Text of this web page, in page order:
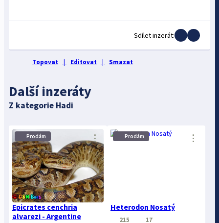
Sdílet inzerát:
Topovat | Editovat | Smazat
Další inzeráty
Z kategorie Hadi
Prodám
Epicrates cenchria
alvarezi - Argentine
⋮ Prodám
Heterodon Nosatý
⋮
215 17